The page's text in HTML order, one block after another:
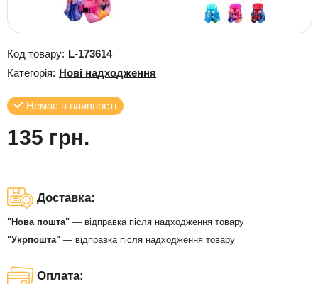
Код товару: L-173614
Категорія: Нові надходження
Немає в наявності
135 грн.
Доставка:
"Нова пошта" — відправка після надходження товару
"Укрпошта" — відправка після надходження товару
Оплата: